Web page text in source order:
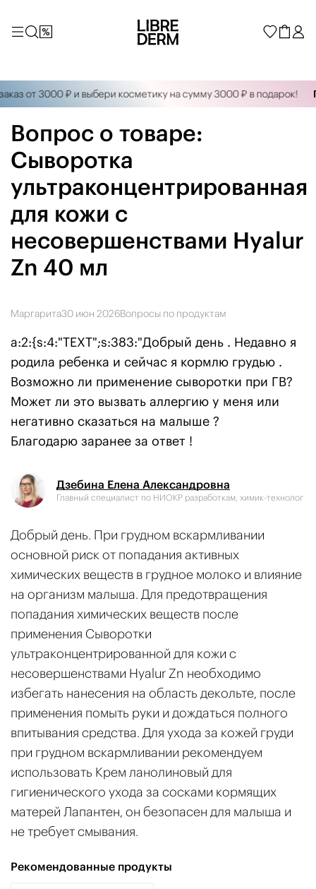
от 3000 ₽ и выбери косметику на сумму 3000 ₽ в подарок!
Вопрос о товаре:
Сыворотка
ультраконцентрированная
для кожи с
несовершенствами Hyalur
Zn 40 мл
Маргарита30 июн 2026Вопросы по продуктам
a:2:{s:4:"TEXT";s:383:"Добрый день . Недавно я
родила ребенка и сейчас я кормлю грудью .
Возможно ли применение сыворотки при ГВ?
Может ли это вызвать аллергию у меня или
негативно сказаться на малыше ?
Благодарю заранее за ответ !
Дзебина Елена Александровна
Главный специалист по НИОКР разработкам, химик-технолог
Добрый день. При грудном вскармливании
основной риск от попадания активных
химических веществ в грудное молоко и влияние
на организм малыша. Для предотвращения
попадания химических веществ после
применения Сыворотки
ультраконцентрированной для кожи с
несовершенствами Hyalur Zn необходимо
избегать нанесения на область декольте, после
применения помыть руки и дождаться полного
впитывания средства. Для ухода за кожей груди
при грудном вскармливании рекомендуем
использовать Крем ланолиновый для
гигиенического ухода за сосками кормящих
матерей Лапантен, он безопасен для малыша и
не требует смывания.
Рекомендованные продукты